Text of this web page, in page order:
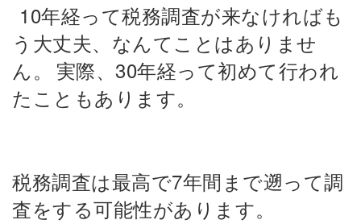
10年経って税務調査が来なければも
う大丈夫、なんてことはありませ
ん。
実際、30年経って初めて行われ
たこともあります。
税務調査は最高で7年間まで遡って調
査をする可能性があります。